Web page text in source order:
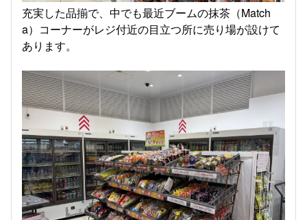
充実した品揃で、中でも最近ブームの抹茶（Match
a）コーナーがレジ付近の目立つ所に売り場が設けて
あります。